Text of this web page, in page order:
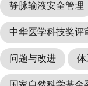
静脉输液安全管理
中华医学科技奖评
问题与改进 体